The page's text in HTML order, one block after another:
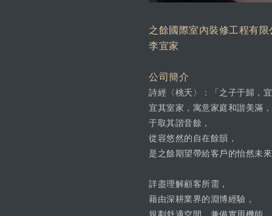
之餘國際室內裝修工程有限
李宜家
公司簡介
詩經〈桃夭〉：「之子于歸，
宜其室家，寓意家庭和諧美滿，
于取其諧音餘，
從容悠然的自在餘韻，
是之餘期望帶給客戶的怡然未
詳盡理解顧客所需，
藉由深耕業界的淵博經驗，